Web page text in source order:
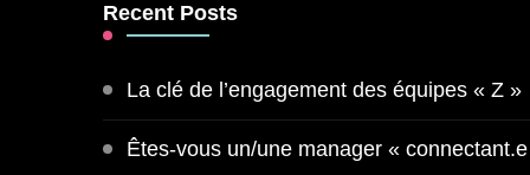
Recent Posts
La clé de l’engagement des équipes « Z »
Êtes-vous un/une manager «